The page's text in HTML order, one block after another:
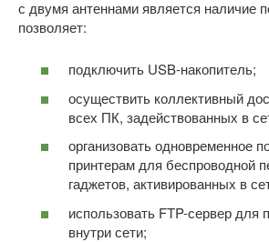
с двумя антеннами является наличие
позволяет:
подключить USB-накопитель;
осуществить коллективный
всех ПК, задействованных в
организовать одновременное
принтерам для беспроводной
гаджетов, активированных в
использовать FTP-сервер для
внутри сети;